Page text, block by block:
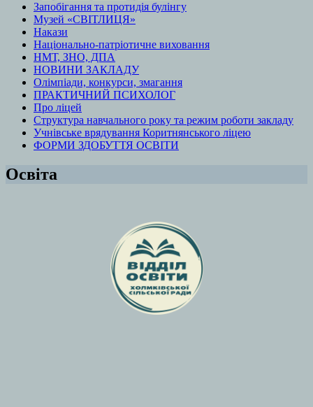
Запобігання та протидія булінгу
Музей «СВІТЛИЦЯ»
Накази
Національно-патріотичне виховання
НМТ, ЗНО, ДПА
НОВИНИ ЗАКЛАДУ
Олімпіади, конкурси, змагання
ПРАКТИЧНИЙ ПСИХОЛОГ
Про ліцей
Структура навчального року та режим роботи закладу
Учнівське врядування Коритнянського ліцею
ФОРМИ ЗДОБУТТЯ ОСВІТИ
Освіта